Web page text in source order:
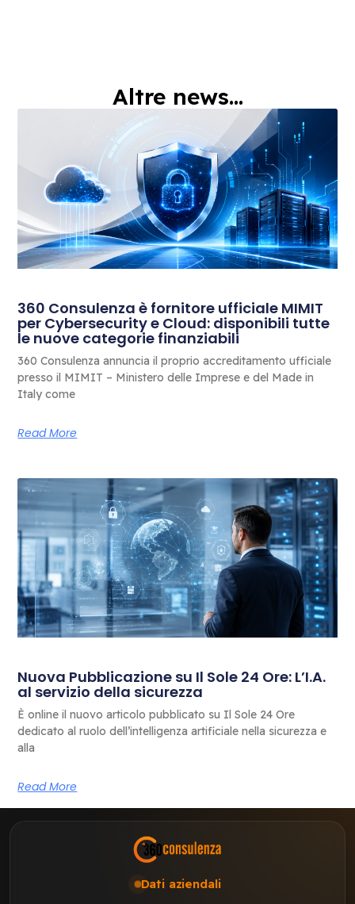
Altre news...
360 Consulenza è fornitore ufficiale MIMIT
per Cybersecurity e Cloud: disponibili tutte
le nuove categorie finanziabili
360 Consulenza annuncia il proprio accreditamento ufficiale
presso il MIMIT – Ministero delle Imprese e del Made in
Italy come
Read More
Nuova Pubblicazione su Il Sole 24 Ore: L’I.A.
al servizio della sicurezza
È online il nuovo articolo pubblicato su Il Sole 24 Ore
dedicato al ruolo dell’intelligenza artificiale nella sicurezza e
alla
Read More
Dati aziendali